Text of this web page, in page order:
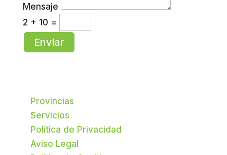
Mensaje
2 + 10 =
Enviar
Provincias
Servicios
Política de Privacidad
Aviso Legal